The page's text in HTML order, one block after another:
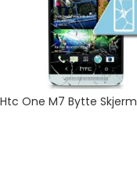
Htc One M7 Bytte Skjerm